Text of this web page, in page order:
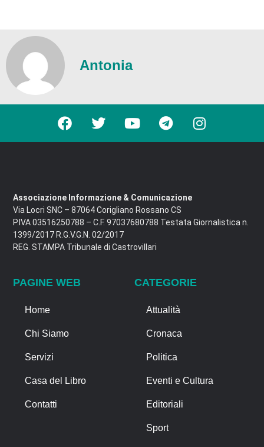
Antonia
Associazione Informazione & Comunicazione
Via Locri SNC – 87064 Corigliano Rossano CS
P.IVA 03516250788 – C.F. 97037680788 Testata Giornalistica n.
1399/2017 R.G.V.G.N. 02/2017
REG. STAMPA Tribunale di Castrovillari
PAGINE WEB
Home
Chi Siamo
Servizi
Casa del Libro
Contatti
CATEGORIE
Attualità
Cronaca
Politica
Eventi e Cultura
Editoriali
Sport